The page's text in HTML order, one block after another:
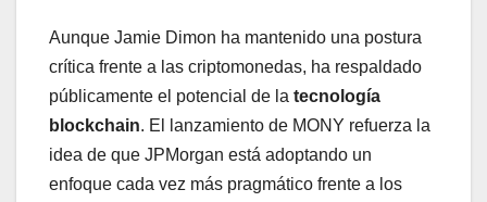
Aunque Jamie Dimon ha mantenido una postura
crítica frente a las criptomonedas, ha respaldado
públicamente el potencial de la tecnología
blockchain. El lanzamiento de MONY refuerza la
idea de que JPMorgan está adoptando un
enfoque cada vez más pragmático frente a los